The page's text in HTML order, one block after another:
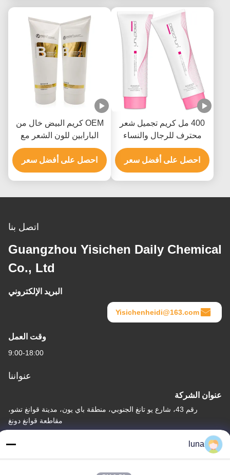
400 مل كريم تجميل شعر
محترف للرجال والنساء
حتى 9 مستويات
احصل على أفضل سعر
OEM كريم البيض خال من
البارابين للون الشعر مع
هيدروكسيد الأمونيوم
احصل على أفضل سعر
اتصل بنا
Guangzhou Yisichen Daily Chemical
Co., Ltd
البريد الإلكتروني
Yisichenheidi@163.com
وقت العمل
9:00-18:00
عنواننا
عنوان الشركة
رقم 43، شارع يو تانغ الجنوبي، منطقة باي يون، مدينة قوانغ تشو،
مقاطعة قوانغ دونغ
عنوان المصنع
luna